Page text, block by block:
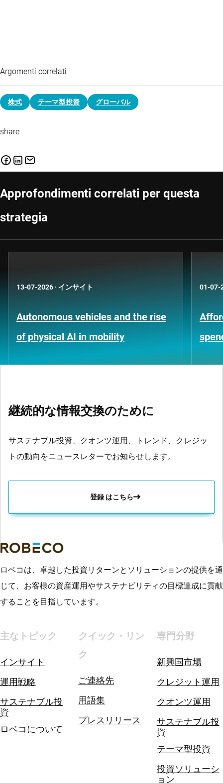
Argomenti correlati
株式 テーマ型投資 グローバル
share
Approfondimenti correlati per questa
strategia
13-07-2026 · インサイト
Autonomous vehicles and the rise
of physical AI in mobility
01-07-
継続的な情報交換のために
サステナブル投資、クオンツ運用、トレンド、クレジッ
トの動向をニュースレターでお知らせします。
登録 はこちら
ロベコは、卓越した投資リターンとソリューションの提供を通
じて、お客様の資産運用やサステナビリティの目標達成に貢献
することを目指しています。
主なトピック
インサイト
運用戦略
サステナブル投
資
ロベコについて
クイック・リン
ク
ご連絡先
用語集
プレスリリース
専門分野
新興国市場
クレジット運用
クオンツ運用
サステナブル投
資
テーマ型投資
投資ソリューシ
ョン